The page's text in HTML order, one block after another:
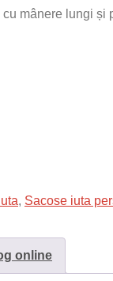
mânere lungi și
, Sacose iuta
online